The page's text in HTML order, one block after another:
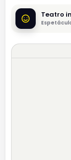
Teatro